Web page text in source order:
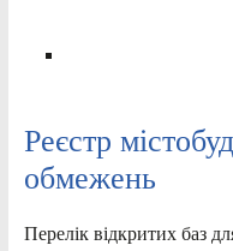
Реєстр
обмежень
Перелік відкритих баз